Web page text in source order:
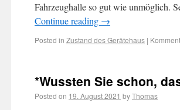
Fahrzeughalle so gut wie unmöglich.
Continue reading →
Posted in Zustand des Gerätehaus |
*Wussten Sie schon,
Posted on 19. August 2021 byThomas